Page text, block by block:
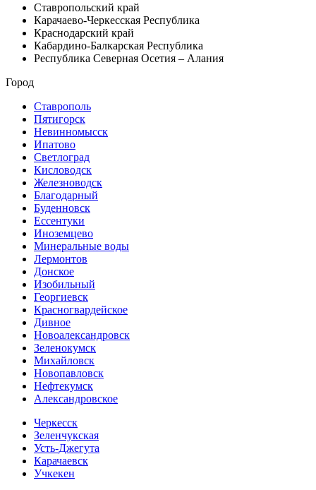
Ставропольский край
Карачаево-Черкесская Республика
Краснодарский край
Кабардино-Балкарская Республика
Республика Северная Осетия – Алания
Город
Ставрополь
Пятигорск
Невинномысск
Ипатово
Светлоград
Кисловодск
Железноводск
Благодарный
Буденновск
Ессентуки
Иноземцево
Минеральные воды
Лермонтов
Донское
Изобильный
Георгиевск
Красногвардейское
Дивное
Новоалександровск
Зеленокумск
Михайловск
Новопавловск
Нефтекумск
Александровское
Черкесск
Зеленчукская
Усть-Джегута
Карачаевск
Учкекен